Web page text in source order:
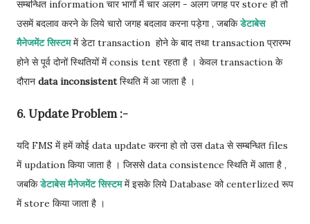
सम्बन्धित information चार भागों में चार अलग - अलग जगह पर store हो तो
उसमें बदलाव करने के लिये चारो जगह बदलाव करना पड़ेगा , जबकिडेटाबेस
मैनेजमेंट सिस्टममें डेटा transaction होने के बाद तथा transaction प्रारम्भ
होने से पूर्व दोनों स्थितियों में consis tent रहता है । केवल transaction के
दौरान data inconsistentस्थिति में आ जाता है ।
6. Update Problem :-
यदि FMS में हमें कोई data update करना हो तो उस data से सम्बन्धित files
में updation किया जाता है । जिससे data consistence स्थिति में आता है ,
जबकिडेटाबेस मैनेजमेंट सिस्टममें इसके लिये Database को centerlized रूप
में store किया जाता है ।